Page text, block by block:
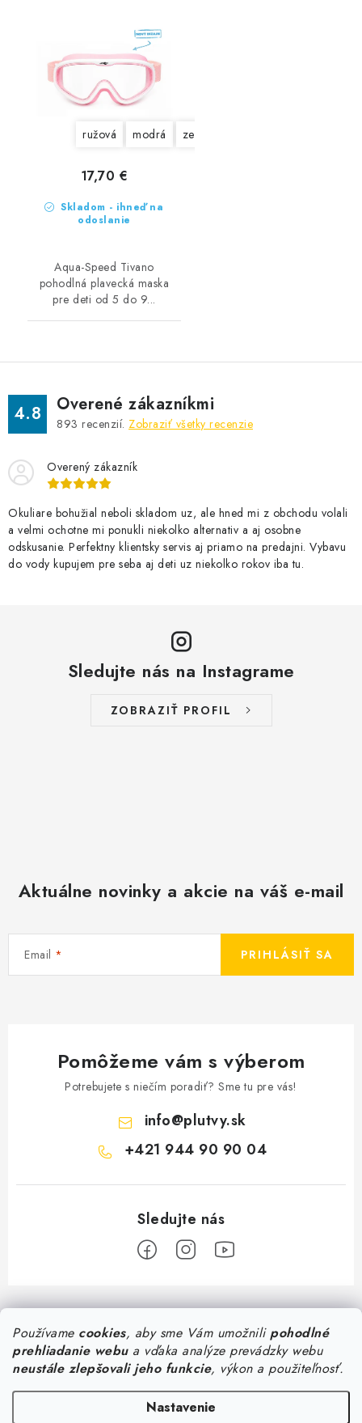
Používame cookies, aby sme Vám umožnilipohodlné
prehliadanie webua vďaka analýze prevádzky webu
neustále zlepšovali jeho funkcie, výkon a použiteľnosť.
Nastavenie
ružová modrá zelená
Skladom - ihneď na
odoslanie
17,70 €
Aqua-Speed Tivano
pohodlná plavecká maska
pre deti od 5 do 9...
4.8 Overené zákazníkmi
893 recenzií. Zobraziť všetky recenzie
Overený zákazník
Okuliare bohužial neboli skladom uz, ale hned mi z obchodu volali
a velmi ochotne mi ponukli niekolko alternativ a aj osobne
odskusanie. Perfektny klientsky servis aj priamo na predajni. Vybavu
do vody kupujem pre seba aj deti uz niekolko rokov iba tu.
Sledujte nás na Instagrame
ZOBRAZIŤ PROFIL
Aktuálne novinky a akcie na váš e-mail
Email PRIHLÁSIŤ SA
Pomôžeme vám s výberom
Potrebujete s niečím poradiť? Sme tu pre vás!
info@plutvy.sk
+421 944 90 90 04
Z
á
Predajňa Plutvy.sk
Pon - Pia 8:30 - 17:00
Šustekova 45, Bratislava
0944 90 90 04
Všetko o nákupe
Konzultácia so špecialistom